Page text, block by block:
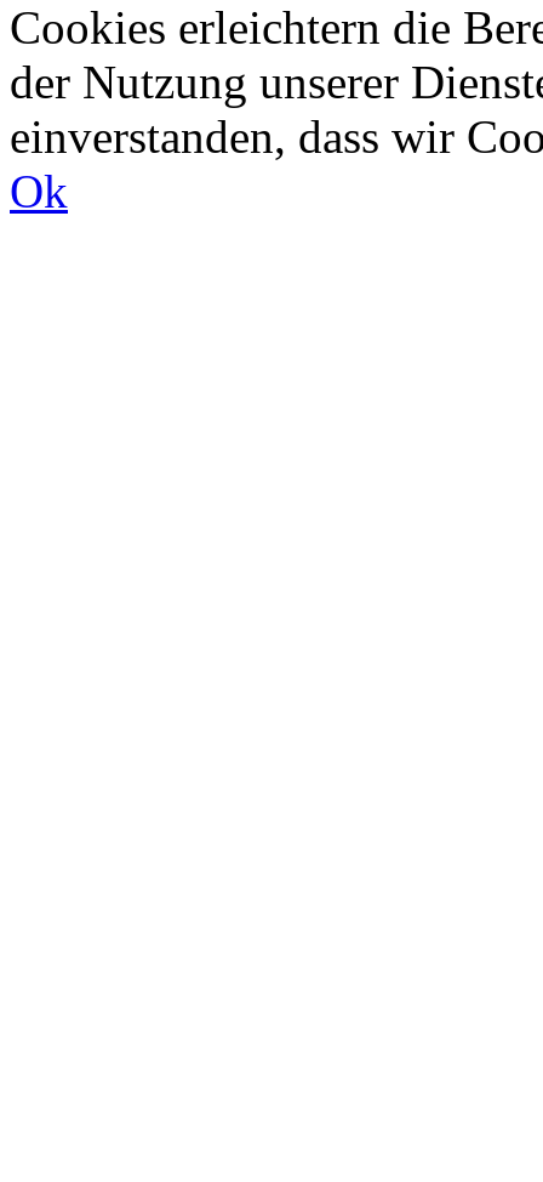
Cookies erleichtern die
der Nutzung unserer
einverstanden, dass wir
Ok